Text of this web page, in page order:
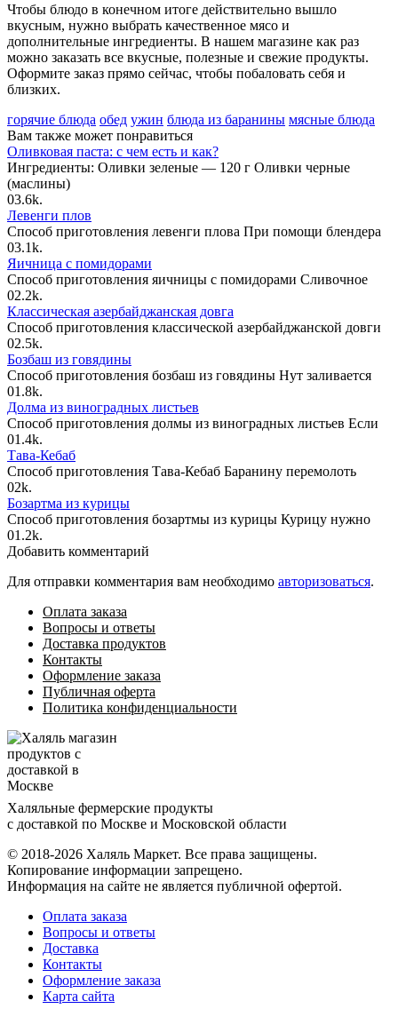
Чтобы блюдо в конечном итоге действительно вышло
вкусным, нужно выбрать качественное мясо и
дополнительные ингредиенты. В нашем магазине как раз
можно заказать все вкусные, полезные и свежие продукты.
Оформите заказ прямо сейчас, чтобы побаловать себя и
близких.
горячие блюда обед ужин блюда из баранины мясные блюда
Вам также может понравиться
Оливковая паста: с чем есть и как?
Ингредиенты: Оливки зеленые — 120 г Оливки черные
(маслины)
03.6k.
Левенги плов
Способ приготовления левенги плова При помощи блендера
03.1k.
Яичница с помидорами
Способ приготовления яичницы с помидорами Сливочное
02.2k.
Классическая азербайджанская довга
Способ приготовления классической азербайджанской довги
02.5k.
Бозбаш из говядины
Способ приготовления бозбаш из говядины Нут заливается
01.8k.
Долма из виноградных листьев
Способ приготовления долмы из виноградных листьев Если
01.4k.
Тава-Кебаб
Способ приготовления Тава-Кебаб Баранину перемолоть
02k.
Бозартма из курицы
Способ приготовления бозартмы из курицы Курицу нужно
01.2k.
Добавить комментарий
Для отправки комментария вам необходимо авторизоваться.
Оплата заказа
Вопросы и ответы
Доставка продуктов
Контакты
Оформление заказа
Публичная оферта
Политика конфиденциальности
Халяльные фермерские продукты
с доставкой по Москве и Московской области
© 2018-2026 Халяль Маркет. Все права защищены.
Копирование информации запрещено.
Информация на сайте не является публичной офертой.
Оплата заказа
Вопросы и ответы
Доставка
Контакты
Оформление заказа
Карта сайта